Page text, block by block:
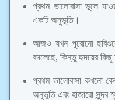
প্রথম ভালোবাসা ভুলে
একটি অনুভূতি।
আজও যখন পুরোনো
বদলেছে, কিন্তু হৃদয়ের
প্রথম ভালোবাসা কখনো
অনুভূতি এবং হাজারো সুন্দর